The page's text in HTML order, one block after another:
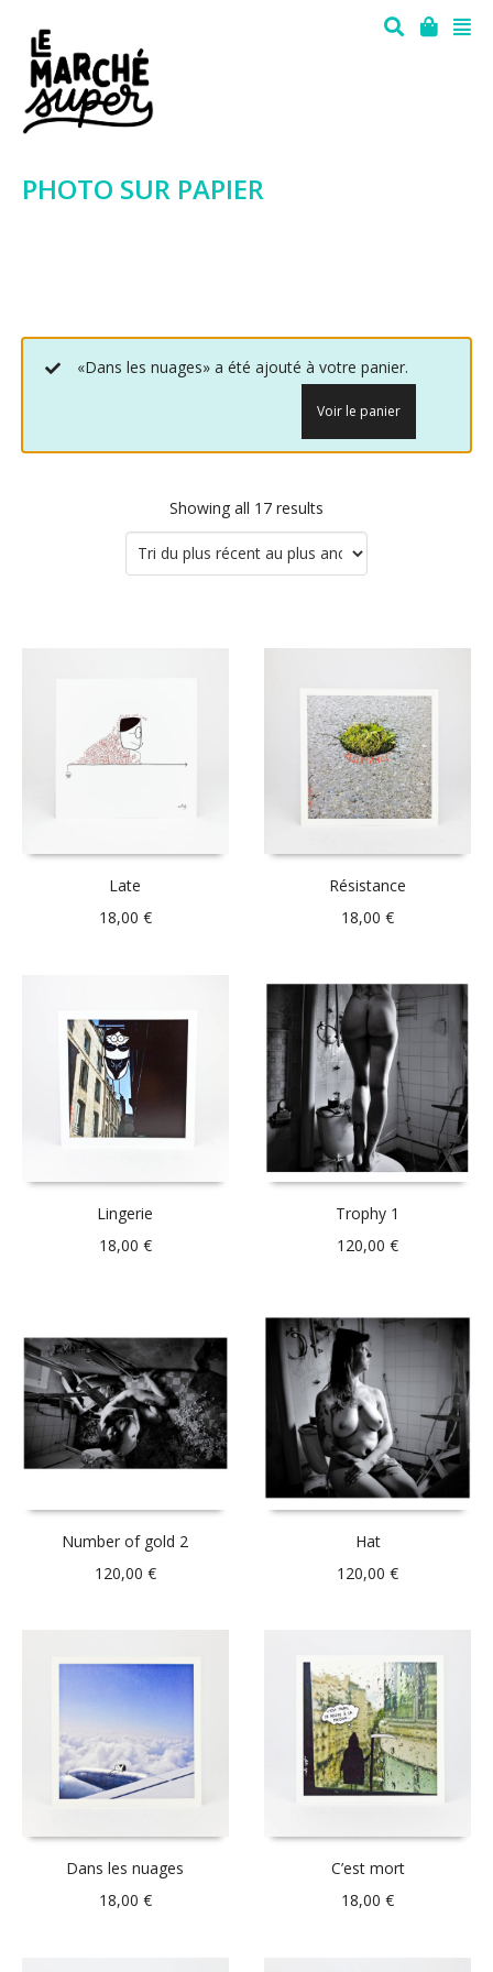
PHOTO SUR PAPIER
«Dans les nuages» a été ajouté à votre panier.
Voir le panier
Showing all 17 results
Late
18,00 €
Résistance
18,00€
Lingerie
18,00 €
Trophy 1
120,00€
Number of gold 2
120,00 €
Hat
120,00€
Dans les nuages
18,00 €
C’est mort
18,00€